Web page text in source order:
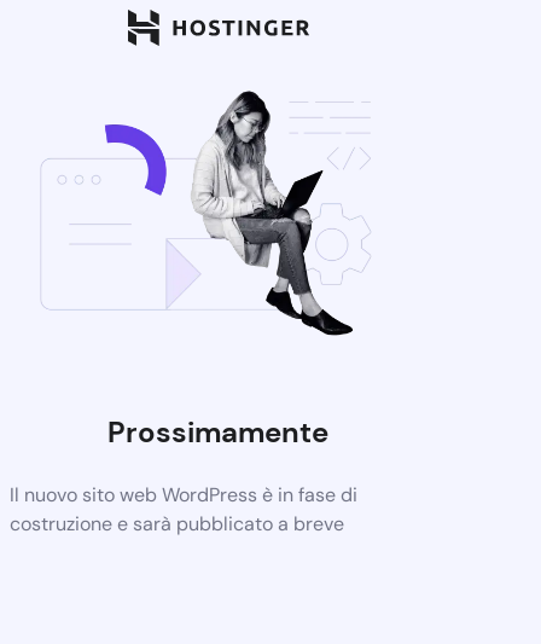
Prossimamente
Il nuovo sito web WordPress è in fase di
costruzione e sarà pubblicato a breve